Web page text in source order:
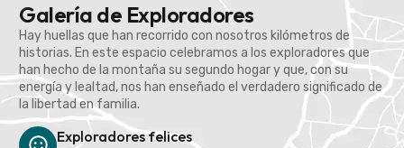
Galería de Exploradores
Hay huellas que han recorrido con nosotros kilómetros de
historias. En este espacio celebramos a los exploradores que
han hecho de la montaña su segundo hogar y que, con su
energía y lealtad, nos han enseñado el verdadero significado de
la libertad en familia.
Exploradores felices